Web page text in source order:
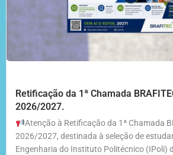
Retificação da 1ª Chamada
2026/2027.
Atenção à Retificação da 1ª Chamada
2026/2027, destinada à seleção de
Engenharia do Instituto Politécnico (IPoli)